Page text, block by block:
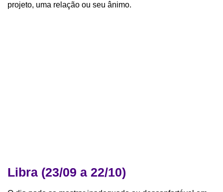
projeto, uma relação ou seu ânimo.
Libra (23/09 a 22/10)